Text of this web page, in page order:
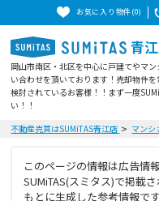
お気に入り物件(0)
青
岡山市南区・北区を中心に戸建てやマ
い合わせを頂いております！売却物件
検討されているお客様！！まず一度
い！！
不動産売買はSUMiTAS青江店
マンシ
このページの情報は広告情
SUMiTAS(スミタス)で掲載
もとに生成した参考情報です